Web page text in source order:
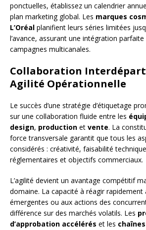
ponctuelles, établissez un calendrier
plan marketing global. Les marques
L’Oréal planifient leurs séries limitées
l’avance, assurant une intégration parfaite
campagnes multicanales.
Collaboration
Agilité Opérationnelle
Le succès d’une stratégie d’étiquetage
sur une collaboration fluide entre les
design, production et vente. La
force transversale garantit que tous les
considérés : créativité, faisabilité
réglementaires et objectifs commerciaux.
L’agilité devient un avantage compétitif
domaine. La capacité à réagir rapidement
émergentes ou aux actions des
différence sur des marchés volatils. Les
d’approbation accélérés et les chaînes